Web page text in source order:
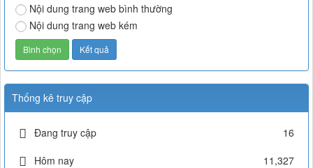
Nội dung trang web bình thường
Nội dung trang web kém
Thống kê truy cập
Đang truy cập
16
Hôm nay
11,327